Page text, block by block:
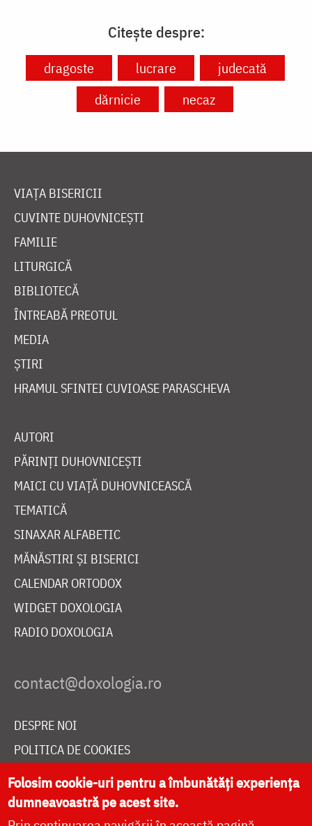
Citește despre:
dragoste lucrare
judecată
dărnicie
necaz
VIAȚA BISERICII
CUVINTE DUHOVNICEȘTI
FAMILIE
LITURGICĂ
BIBLIOTECĂ
ÎNTREABĂ PREOTUL
MEDIA
ȘTIRI
HRAMUL SFINTEI CUVIOASE PARASCHEVA
AUTORI
PĂRINȚI DUHOVNICEȘTI
MAICI CU VIAȚĂ DUHOVNICEASCĂ
TEMATICĂ
SINAXAR ALFABETIC
MĂNĂSTIRI ȘI BISERICI
CALENDAR ORTODOX
WIDGET DOXOLOGIA
RADIO DOXOLOGIA
DESPRE NOI
POLITICA DE COOKIES
DONEAZĂ ONLINE PENTRU CATEDRALA NAȚIONALĂ
Folosim cookie-uri pentru a îmbunătăți experiența
dumneavoastră pe acest site.